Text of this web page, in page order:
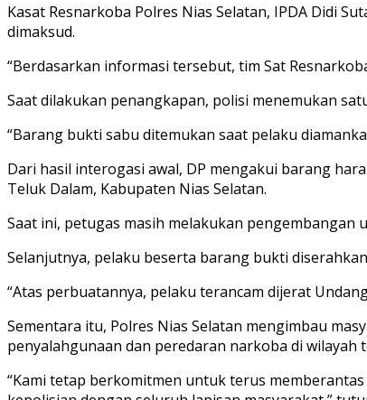
Kasat Resnarkoba Polres Nias Selatan, IPDA Didi
dimaksud.
“Berdasarkan informasi tersebut, tim Sat
Saat dilakukan penangkapan, polisi menemukan
“Barang bukti sabu ditemukan saat pelaku
Dari hasil interogasi awal, DP mengakui barang
Teluk Dalam, Kabupaten Nias Selatan.
Saat ini, petugas masih melakukan
Selanjutnya, pelaku beserta barang bukti
“Atas perbuatannya, pelaku terancam dijerat
Sementara itu, Polres Nias Selatan mengimbau
penyalahgunaan dan peredaran narkoba di wilayah
“Kami tetap berkomitmen untuk terus